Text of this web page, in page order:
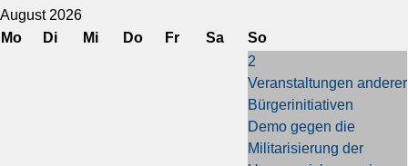
r
h
August 2026
Mo
Di Mi Do Fr Sa
So
2
Veranstaltungen anderer
Bürgerinitiativen
Demo gegen die
Militarisierung der